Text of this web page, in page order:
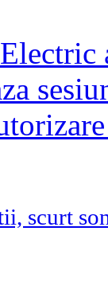
scurt